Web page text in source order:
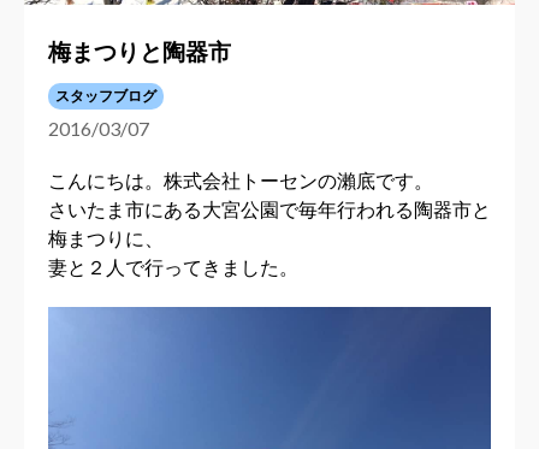
梅まつりと陶器市
スタッフブログ
2016/03/07
こんにちは。株式会社トーセンの瀨底です。
さいたま市にある大宮公園で毎年行われる陶器市と
梅まつりに、
妻と２人で行ってきました。